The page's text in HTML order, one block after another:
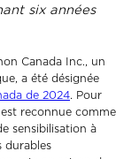
six années
Canada Inc., un
a été désignée
de 2024. Pour
est reconnue comme
sensibilisation à
durables